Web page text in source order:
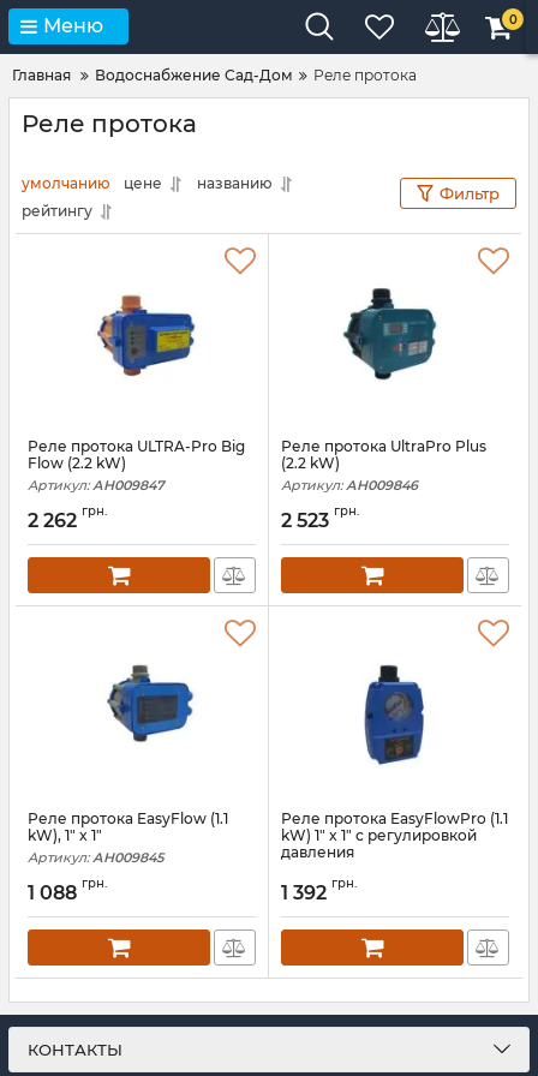
Меню 0
Главная Водоснабжение Сад-Дом Реле протока
Реле протока
умолчанию цене
названию
рейтингу
Фильтр
Реле протока ULTRA-Pro Big
Flow (2.2 kW)
Артикул: АН009847
2 262 грн.
Реле протока UltraPro Plus
(2.2 kW)
Артикул: АН009846
2 523 грн.
Реле протока EasyFlow (1.1
kW), 1" x 1"
Артикул: АН009845
1 088 грн.
Реле протока EasyFlowPro (1.1
kW) 1" x 1" с регулировкой
давления
1 392 грн.
КОНТАКТЫ